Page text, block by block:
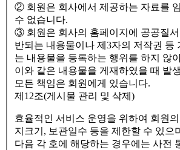
② 회원은 회사에서 제공하는 자료를
수 없습니다.
③ 회원은 회사의 홈페이지에 공공질서
반되는 내용물이나 제3자의 저작권 등
는 내용물을 등록하는 행위를 하지 않
이와 같은 내용물을 게재하였을 때 발
모든 책임은 회원에게 있습니다.
제12조(게시물 관리 및 삭제)
효율적인 서비스 운영을 위하여 회원
지크기, 보관일수 등을 제한할 수 있으
다음 각 호에 해당하는 경우에는 사전